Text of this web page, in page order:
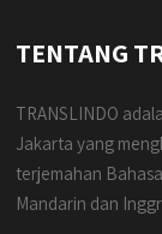
TENTANG
TRANSLINDO
Jakarta yang
terjemahan
Mandarin dan